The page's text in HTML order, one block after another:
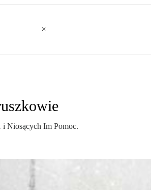
Niosących Im Pomoc.